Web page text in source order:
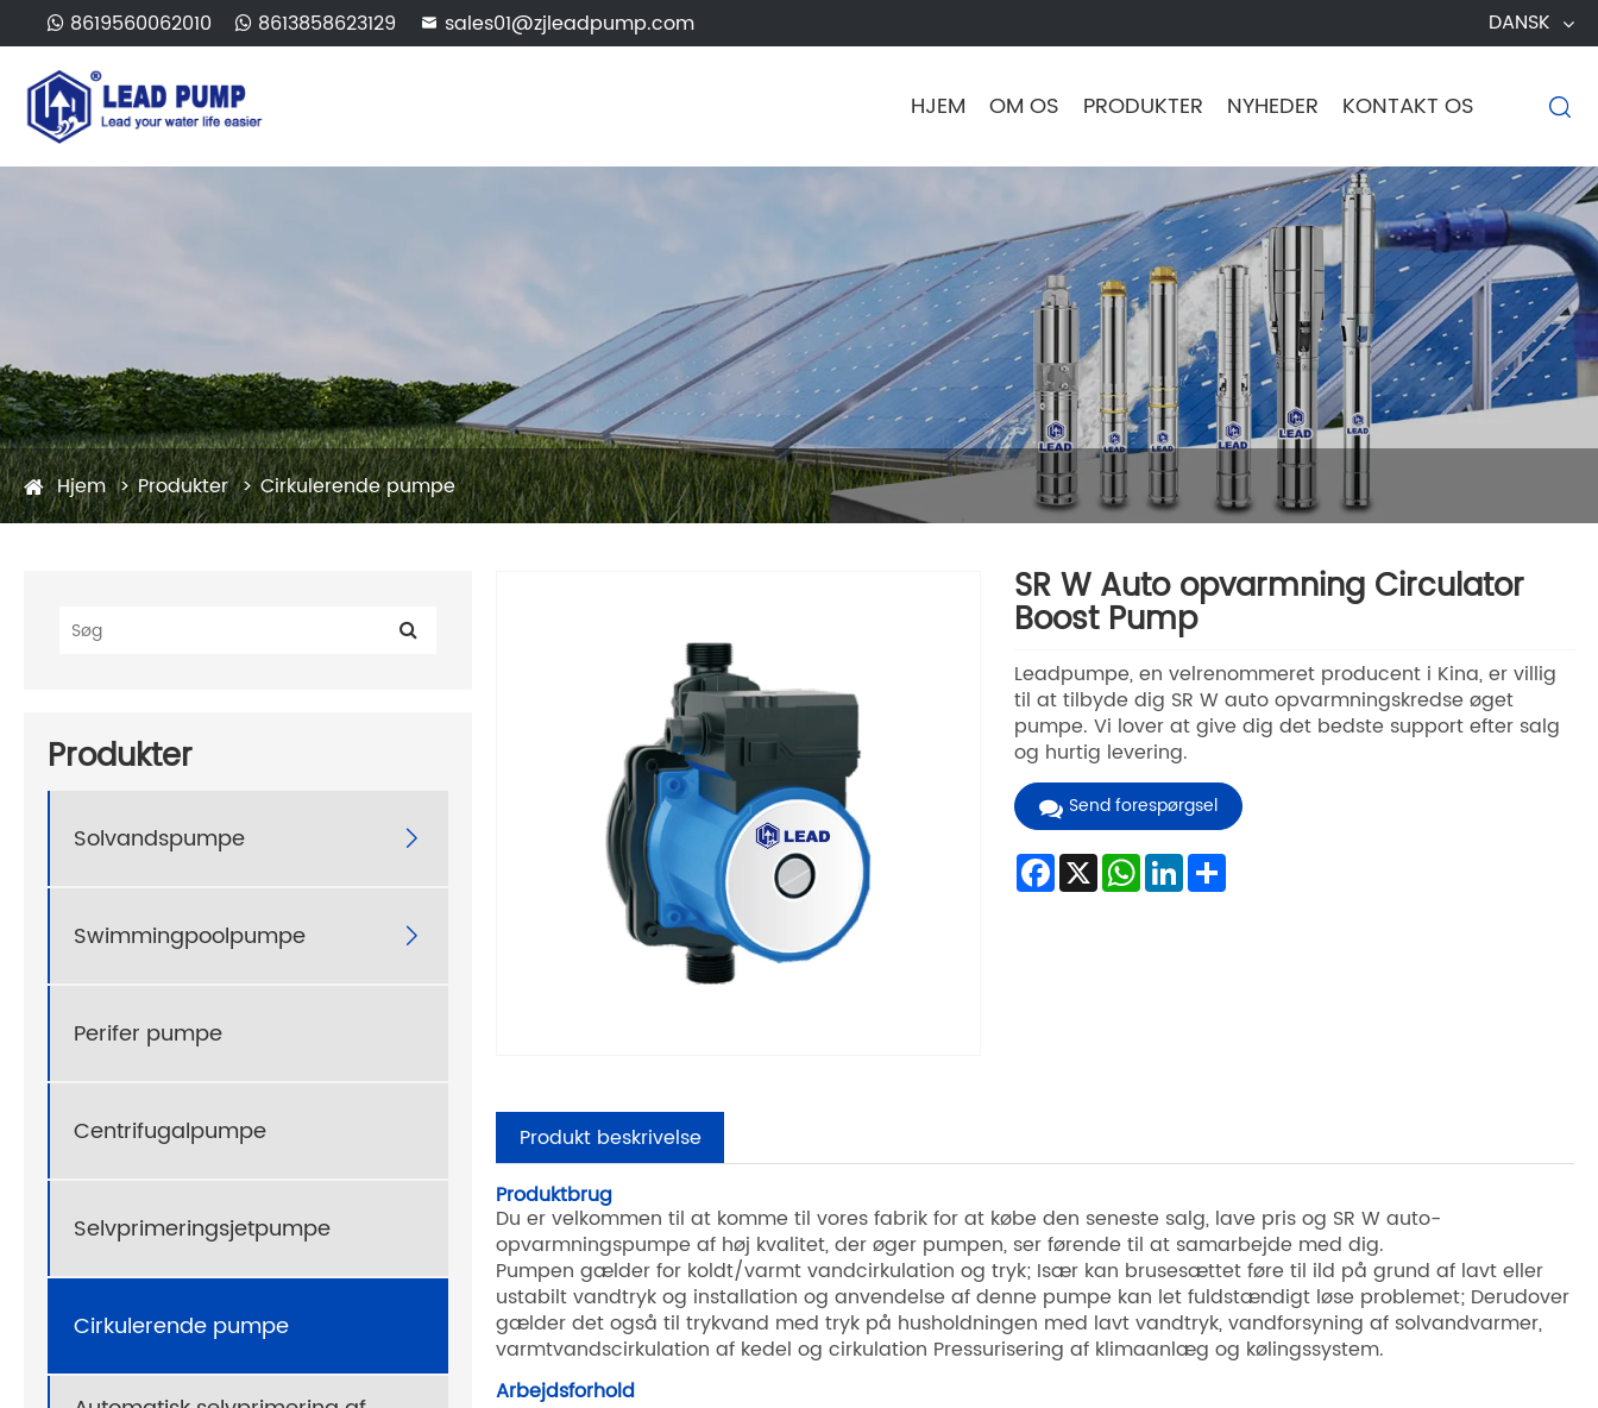
8619560062010 8613858623129  sales01@zjleadpump.com DANSK
HJEM OM OS PRODUKTER NYHEDER KONTAKT OS 
Hjem Produkter Cirkulerende pumpe
Produkter
Solvandspumpe 
Swimmingpoolpumpe 
Perifer pumpe
Centrifugalpumpe
Selvprimeringsjetpumpe
Cirkulerende pumpe
SR W Auto opvarmning Circulator
Boost Pump
Leadpumpe, en velrenommeret producent i Kina, er villig
til at tilbyde dig SR W auto opvarmningskredse øget
pumpe. Vi lover at give dig det bedste support efter salg
og hurtig levering.
Send forespørgsel
Facebook
X WhatsApp
LinkedInShare
Produkt beskrivelse
Produktbrug
Du er velkommen til at komme til vores fabrik for at købe den seneste salg, lave pris og SR W auto-
opvarmningspumpe af høj kvalitet, der øger pumpen, ser førende til at samarbejde med dig.
Pumpen gælder for koldt/varmt vandcirkulation og tryk; Især kan brusesættet føre til ild på grund af lavt eller
ustabilt vandtryk og installation og anvendelse af denne pumpe kan let fuldstændigt løse problemet; Derudover
gælder det også til trykvand med tryk på husholdningen med lavt vandtryk, vandforsyning af solvandvarmer,
varmtvandscirkulation af kedel og cirkulation Pressurisering af klimaanlæg og kølingssystem.
Arbejdsforhold